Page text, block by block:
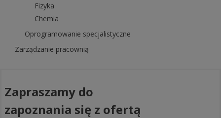
Fizyka
Chemia
Oprogramowanie specjalistyczne
Zarządzanie pracownią
Zapraszamy do
zapoznania się z ofertą